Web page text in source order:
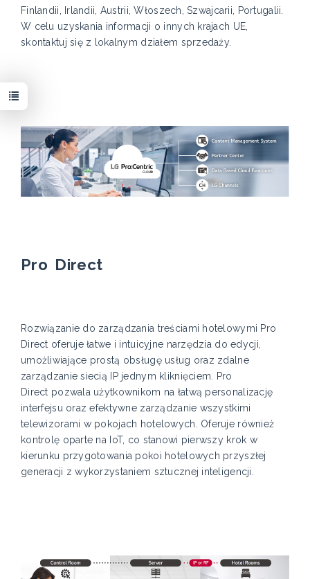
Finlandii, Irlandii, Austrii, Włoszech, Szwajcarii, Portugalii.
W celu uzyskania informacji o innych krajach UE,
skontaktuj się z lokalnym działem sprzedaży.
Pro Direct
Rozwiązanie do zarządzania treściami hotelowymi Pro
Direct oferuje łatwe i intuicyjne narzędzia do edycji,
umożliwiające prostą obsługę usług oraz zdalne
zarządzanie siecią IP jednym kliknięciem. Pro
Direct pozwala użytkownikom na łatwą personalizację
interfejsu oraz efektywne zarządzanie wszystkimi
telewizorami w pokojach hotelowych. Oferuje również
kontrolę oparte na IoT, co stanowi pierwszy krok w
kierunku przygotowania pokoi hotelowych przyszłej
generacji z wykorzystaniem sztucznej inteligencji.